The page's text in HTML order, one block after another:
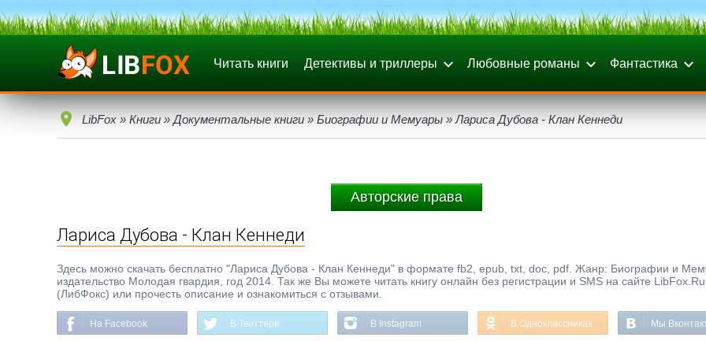
Читать книги Детективы и триллеры Любовные романы Фантастика
LibFox » Книги » Документальные книги » Биографии и Мемуары » Лариса Дубова - Клан Кеннеди
Авторские права
Лариса Дубова - Клан Кеннеди
Здесь можно скачать бесплатно "Лариса Дубова - Клан Кеннеди" в формате fb2, epub, txt, doc, pdf. Жанр: Биографии и
издательство Молодая гвардия, год 2014. Так же Вы можете читать книгу онлайн без регистрации и SMS на сайте LibFox.Ru
(ЛибФокс) или прочесть описание и ознакомиться с отзывами.
На Facebook В Твиттере В Instagram В Одноклассниках Мы